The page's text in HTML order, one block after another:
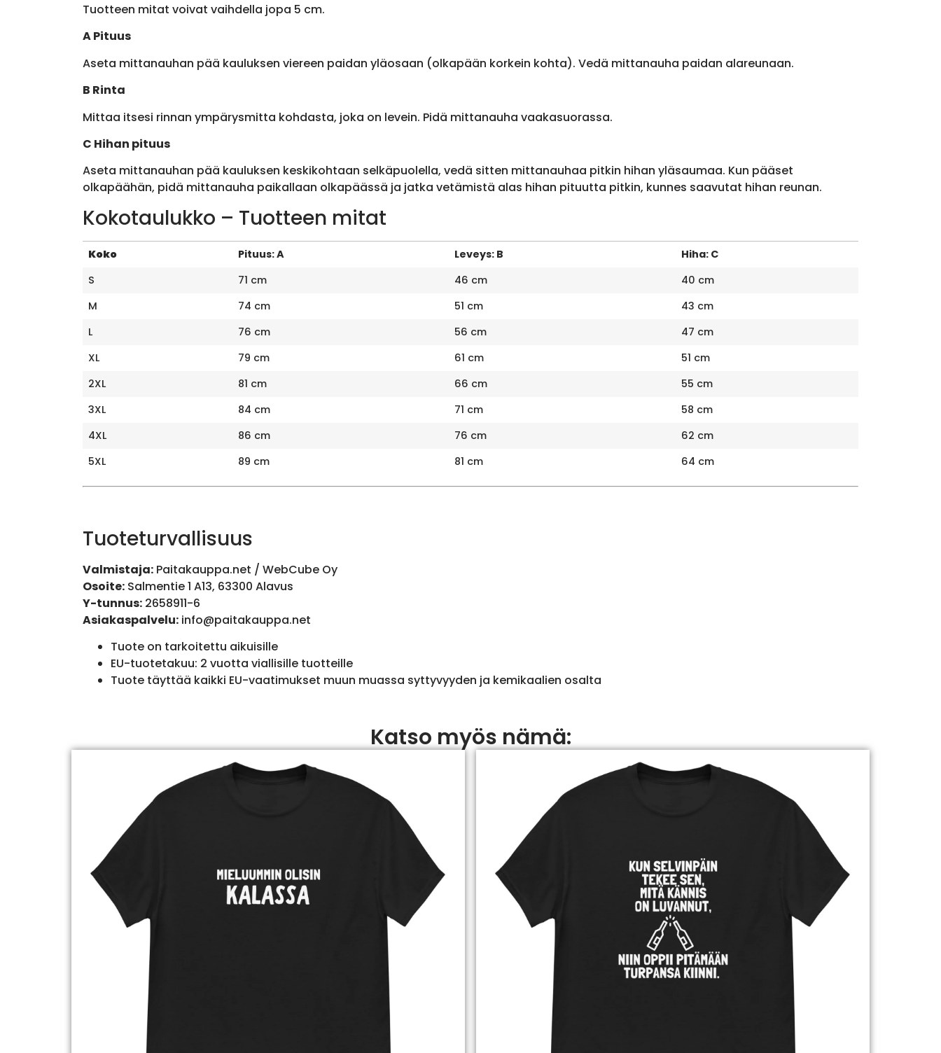
Tuotteen mitat voivat vaihdella jopa 5 cm.
A Pituus
Aseta mittanauhan pää kauluksen viereen paidan yläosaan (olkapään korkein kohta). Vedä mittanauha paidan alareunaan.
B Rinta
Mittaa itsesi rinnan ympärysmitta kohdasta, joka on levein. Pidä mittanauha vaakasuorassa.
C Hihan pituus
Aseta mittanauhan pää kauluksen keskikohtaan selkäpuolella, vedä sitten mittanauhaa pitkin hihan yläsaumaa. Kun pääset
olkapäähän, pidä mittanauha paikallaan olkapäässä ja jatka vetämistä alas hihan pituutta pitkin, kunnes saavutat hihan reunan.
Kokotaulukko – Tuotteen mitat
Koko Pituus: A Leveys: B
Hiha: C
S
71 cm 46 cm
40 cm
M
74 cm 51 cm
43 cm
L
76 cm 56 cm
47 cm
XL
79 cm 61 cm
51 cm
2XL
81 cm 66 cm
55 cm
3XL
84 cm 71 cm
58 cm
4XL
86 cm 76 cm
62 cm
5XL
89 cm 81 cm 64 cm
Tuoteturvallisuus
Valmistaja:Paitakauppa.net / WebCube Oy
Osoite:Salmentie 1 A13, 63300 Alavus
Y-tunnus:2658911-6
Asiakaspalvelu: info@paitakauppa.net
Tuote on tarkoitettu aikuisille
EU-tuotetakuu: 2 vuotta viallisille tuotteille
Tuote täyttää kaikki EU-vaatimukset muun muassa syttyvyyden ja kemikaalien osalta
Katso myös nämä: